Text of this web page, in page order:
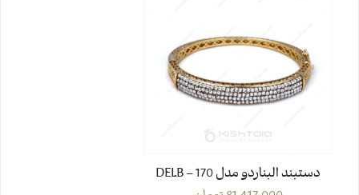
دستبند البناردو مدل DELB – 170